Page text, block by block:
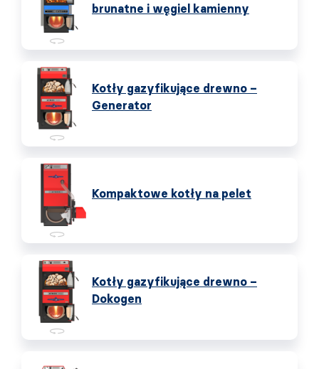
brunatne i węgiel kamienny
Kotły gazyfikujące drewno –
Generator
Kompaktowe kotły na pelet
Kotły gazyfikujące drewno –
Dokogen